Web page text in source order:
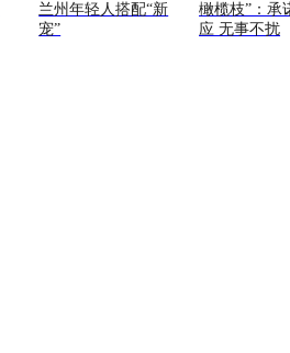
兰州年轻人搭配“新
宠”
橄榄枝”：承
应 无事不扰